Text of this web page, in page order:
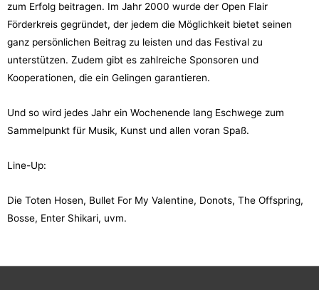
zum Erfolg beitragen. Im Jahr 2000 wurde der Open Flair
Förderkreis gegründet, der jedem die Möglichkeit bietet seinen
ganz persönlichen Beitrag zu leisten und das Festival zu
unterstützen. Zudem gibt es zahlreiche Sponsoren und
Kooperationen, die ein Gelingen garantieren.
Und so wird jedes Jahr ein Wochenende lang Eschwege zum
Sammelpunkt für Musik, Kunst und allen voran Spaß.
Line-Up:
Die Toten Hosen, Bullet For My Valentine, Donots, The Offspring,
Bosse, Enter Shikari, uvm.